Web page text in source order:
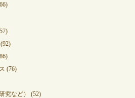
(76)
究など）
(52)